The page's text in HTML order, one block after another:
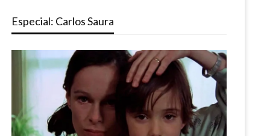
Especial: Carlos Saura